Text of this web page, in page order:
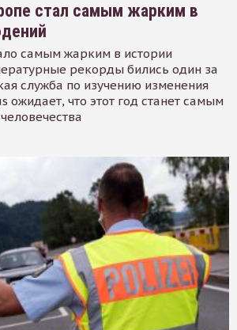
стал самым жарким в
самым жарким в истории
рекорды бились один за
служба по изучению изменения
ожидает, что этот год станет самым